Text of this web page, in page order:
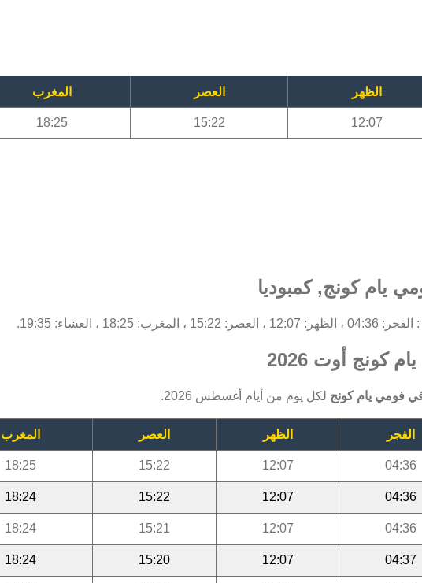
الظهر العصر المغرب
12:07
15:22
18:25
يام كونج, كمبوديا
، المغرب: 18:25 ، العشاء: 19:35.
كونج أوت 2026
فومي يام كونج لكل يوم من أيام أغسطس 2026.
الفجر الظهر العصر المغرب
04:36
12:07
15:22
18:25
04:36
12:07
15:22
18:24
04:36
12:07
15:21
18:24
04:37
12:07
15:20
18:24